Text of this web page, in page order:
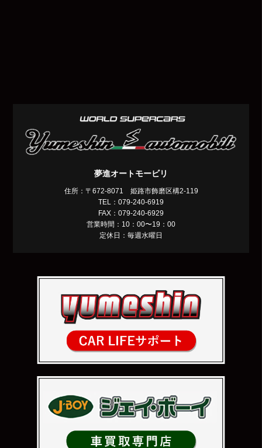
夢進オートモービリ
住所：〒672-8071 姫路市飾磨区構2-119
TEL：079-240-6919
FAX：079-240-6929
営業時間：10：00〜19：00
定休日：毎週水曜日